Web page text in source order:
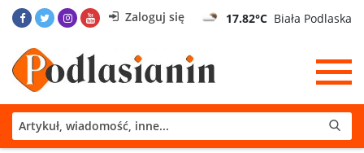
Zaloguj się 17.82°C Biała Podlaska